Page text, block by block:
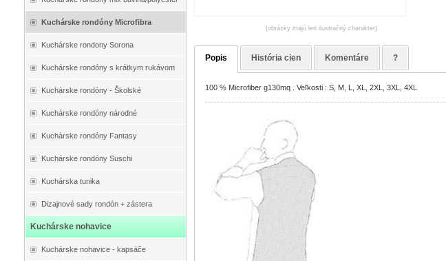
Kuchárske rondóny Microfibra
Kuchárske rondony Sorona
Kuchárske rondóny s krátkym rukávom
Kuchárske rondóny - Školské
Kuchárske rondóny národné
Kuchárske rondóny Fantasy
Kuchárske rondóny Suschi
Kuchárska tunika
Dizajnové sady rondón + zástera
Kuchárske nohavice
Kuchárske nohavice - kapsáče
(obrázky majú len ilustračný charakter)
Popis História cien Komentáre ?
100 % Microfiber g130mq . Veľkosti : S, M, L, XL, 2XL, 3XL, 4XL